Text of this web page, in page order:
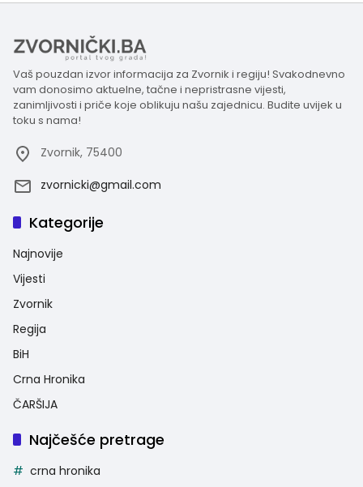
Vaš pouzdan izvor informacija za Zvornik i regiju! Svakodnevno
vam donosimo aktuelne, tačne i nepristrasne vijesti,
zanimljivosti i priče koje oblikuju našu zajednicu. Budite uvijek u
toku s nama!
Zvornik, 75400
zvornicki@gmail.com
Kategorije
Najnovije
Vijesti
Zvornik
Regija
BiH
Crna Hronika
ČARŠIJA
Najčešće pretrage
crna hronika